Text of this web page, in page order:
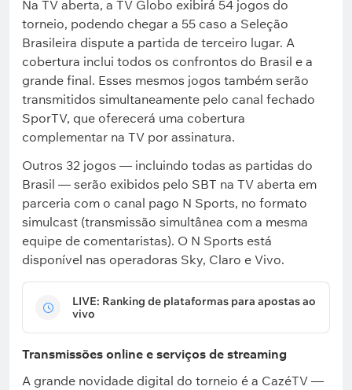
Na TV aberta, a TV Globo exibirá 54 jogos do
torneio, podendo chegar a 55 caso a Seleção
Brasileira dispute a partida de terceiro lugar. A
cobertura inclui todos os confrontos do Brasil e a
grande final. Esses mesmos jogos também serão
transmitidos simultaneamente pelo canal fechado
SporTV, que oferecerá uma cobertura
complementar na TV por assinatura.
Outros 32 jogos — incluindo todas as partidas do
Brasil — serão exibidos pelo SBT na TV aberta em
parceria com o canal pago N Sports, no formato
simulcast (transmissão simultânea com a mesma
equipe de comentaristas). O N Sports está
disponível nas operadoras Sky, Claro e Vivo.
LIVE: Ranking de plataformas para apostas ao
vivo
Transmissões online e serviços de streaming
A grande novidade digital do torneio é a CazéTV —